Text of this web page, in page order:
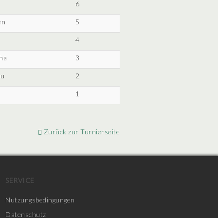
6
5
4
3
2
1
Zurück zur Turnierseite
SERVICE
Nutzungsbedingungen
Datenschutz